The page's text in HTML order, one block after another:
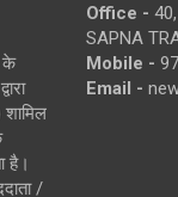
के
शामिल
है।
/
Office -
SAPNA
Mobile -
Email -